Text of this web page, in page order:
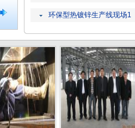
环保型热镀锌生产线现场1